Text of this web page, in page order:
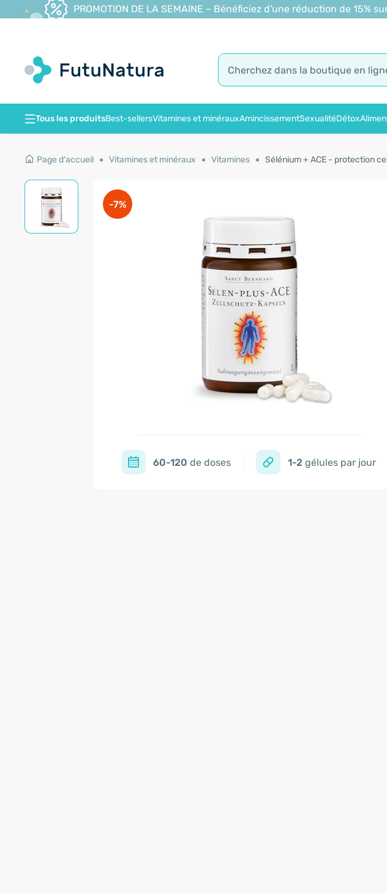
PROMOTION DE LA SEMAINE – Bénéficiez d'une réduction de 15%
Tous les produitsBest-sellersVitamines et minérauxAmincissementSexualitéDétox
Page d'accueil Vitamines et minéraux Vitamines Sélénium + ACE - protection
-7%
60-120 de doses 1-2 gélules par jour